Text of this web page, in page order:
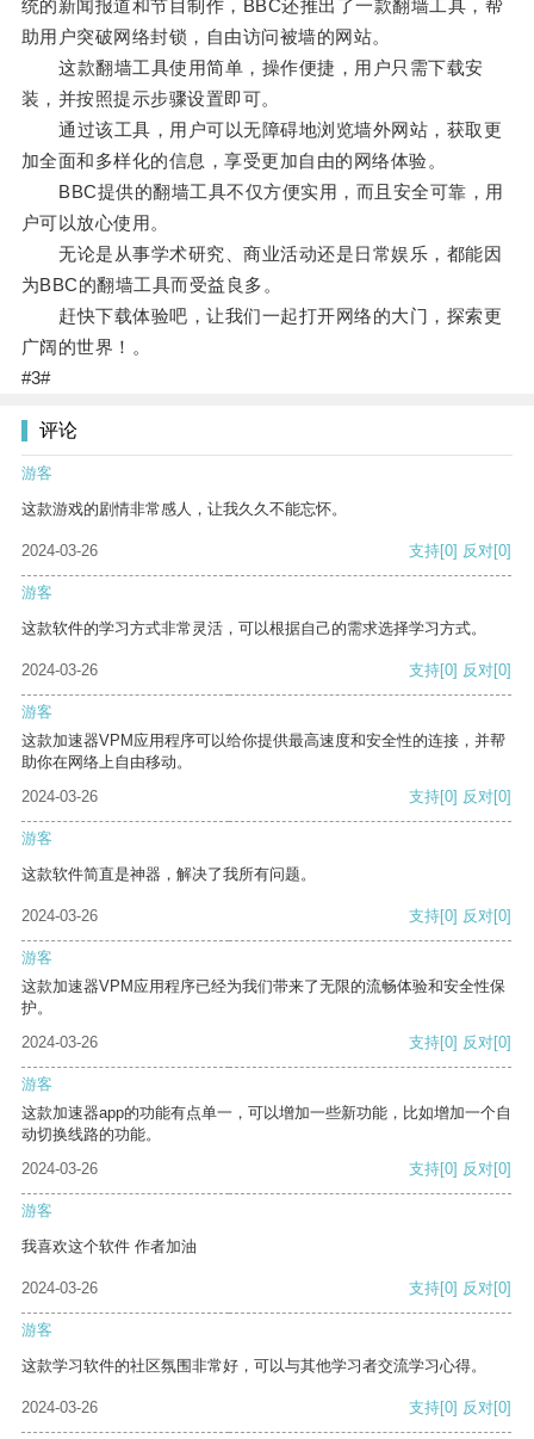
统的新闻报道和节目制作，BBC还推出了一款翻墙工具，帮
助用户突破网络封锁，自由访问被墙的网站。
这款翻墙工具使用简单，操作便捷，用户只需下载安
装，并按照提示步骤设置即可。
通过该工具，用户可以无障碍地浏览墙外网站，获取更
加全面和多样化的信息，享受更加自由的网络体验。
BBC提供的翻墙工具不仅方便实用，而且安全可靠，用
户可以放心使用。
无论是从事学术研究、商业活动还是日常娱乐，都能因
为BBC的翻墙工具而受益良多。
赶快下载体验吧，让我们一起打开网络的大门，探索更
广阔的世界！。
#3#
评论
游客
这款游戏的剧情非常感人，让我久久不能忘怀。
2024-03-26 支持[0] 反对[0]
游客
这款软件的学习方式非常灵活，可以根据自己的需求选择学习方式。
2024-03-26 支持[0] 反对[0]
游客
这款加速器VPM应用程序可以给你提供最高速度和安全性的连接，并帮
助你在网络上自由移动。
2024-03-26
支持[0] 反对[0]
游客
这款软件简直是神器，解决了我所有问题。
2024-03-26 支持[0] 反对[0]
游客
这款加速器VPM应用程序已经为我们带来了无限的流畅体验和安全性保
护。
2024-03-26
支持[0] 反对[0]
游客
这款加速器app的功能有点单一，可以增加一些新功能，比如增加一个自
动切换线路的功能。
2024-03-26
支持[0] 反对[0]
游客
我喜欢这个软件 作者加油
2024-03-26 支持[0] 反对[0]
游客
这款学习软件的社区氛围非常好，可以与其他学习者交流学习心得。
2024-03-26 支持[0] 反对[0]